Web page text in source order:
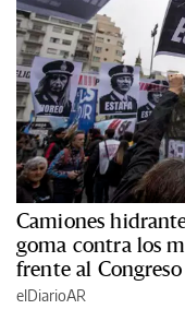
Camiones
goma contra los
frente al Congreso
elDiarioAR